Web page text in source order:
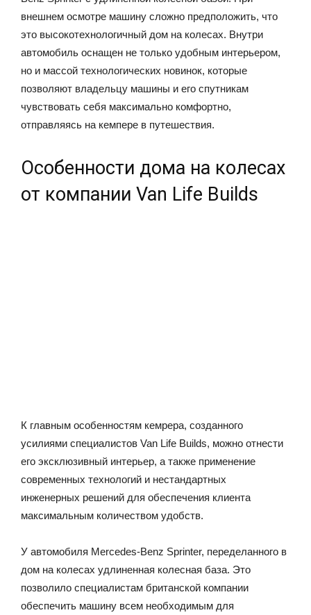
внешнем осмотре машину сложно предположить, что
это высокотехнологичный дом на колесах. Внутри
автомобиль оснащен не только удобным интерьером,
но и массой технологических новинок, которые
позволяют владельцу машины и его спутникам
чувствовать себя максимально комфортно,
отправляясь на кемпере в путешествия.
Особенности дома на колесах
от компании Van Life Builds
К главным особенностям кемрера, созданного
усилиями специалистов Van Life Builds, можно отнести
его эксклюзивный интерьер, а также применение
современных технологий и нестандартных
инженерных решений для обеспечения клиента
максимальным количеством удобств.
У автомобиля Mercedes-Benz Sprinter, переделанного в
дом на колесах удлиненная колесная база. Это
позволило специалистам британской компании
обеспечить машину всем необходимым для